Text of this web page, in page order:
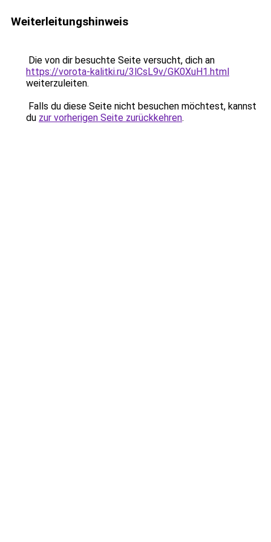
Weiterleitungshinweis
Die von dir besuchte Seite versucht, dich an
https://vorota-kalitki.ru/3lCsL9v/GK0XuH1.html
weiterzuleiten.
Falls du diese Seite nicht besuchen möchtest, kannst
du zur vorherigen Seite zurückkehren.